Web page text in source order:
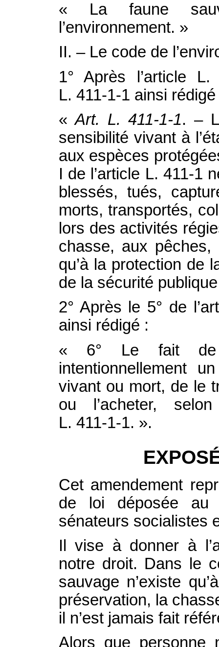
« La faune
l’environnement. »
II. – Le code de
1° Après l’article
L. 411‑1‑1 ainsi
«Art. L. 411‑1‑1. –
sensibilité vivant à
aux espèces
I de l’article L. 411‑1
blessés, tués,
morts, transportés,
lors des activités
chasse, aux
qu’à la protection de
de la sécurité
2° Après le 5° de
ainsi rédigé :
« 6° Le fait de
intentionnellement
vivant ou mort, de le
ou l’acheter,
L. 411‑1‑1. ».
Cet amendement
de loi déposée au
sénateurs socialistes
Il vise à donner à
notre droit. Dans le
sauvage n’existe
préservation, la
il n’est jamais fait
Alors que personne